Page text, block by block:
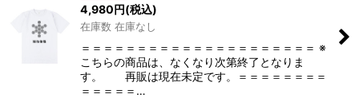
4,980円(税込)
在庫数 在庫なし
＝＝＝＝＝＝＝＝＝＝＝＝＝＝＝＝＝＝＝＝＝ ※
こちらの商品は、なくなり次第終了となりま
す。 再販は現在未定です。＝＝＝＝＝＝＝＝
＝＝＝＝＝…